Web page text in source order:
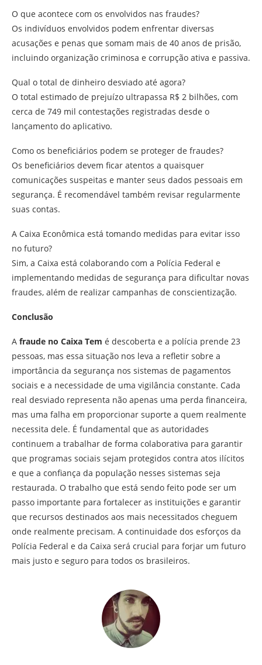
O que acontece com os envolvidos nas fraudes?
Os indivíduos envolvidos podem enfrentar diversas
acusações e penas que somam mais de 40 anos de prisão,
incluindo organização criminosa e corrupção ativa e passiva.
Qual o total de dinheiro desviado até agora?
O total estimado de prejuízo ultrapassa R$ 2 bilhões, com
cerca de 749 mil contestações registradas desde o
lançamento do aplicativo.
Como os beneficiários podem se proteger de fraudes?
Os beneficiários devem ficar atentos a quaisquer
comunicações suspeitas e manter seus dados pessoais em
segurança. É recomendável também revisar regularmente
suas contas.
A Caixa Econômica está tomando medidas para evitar isso
no futuro?
Sim, a Caixa está colaborando com a Polícia Federal e
implementando medidas de segurança para dificultar novas
fraudes, além de realizar campanhas de conscientização.
Conclusão
A fraude no Caixa Tem é descoberta e a polícia prende 23
pessoas, mas essa situação nos leva a refletir sobre a
importância da segurança nos sistemas de pagamentos
sociais e a necessidade de uma vigilância constante. Cada
real desviado representa não apenas uma perda financeira,
mas uma falha em proporcionar suporte a quem realmente
necessita dele. É fundamental que as autoridades
continuem a trabalhar de forma colaborativa para garantir
que programas sociais sejam protegidos contra atos ilícitos
e que a confiança da população nesses sistemas seja
restaurada. O trabalho que está sendo feito pode ser um
passo importante para fortalecer as instituições e garantir
que recursos destinados aos mais necessitados cheguem
onde realmente precisam. A continuidade dos esforços da
Polícia Federal e da Caixa será crucial para forjar um futuro
mais justo e seguro para todos os brasileiros.